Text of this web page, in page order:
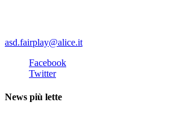
asd.fairplay@alice.it
Facebook
Twitter
News più lette